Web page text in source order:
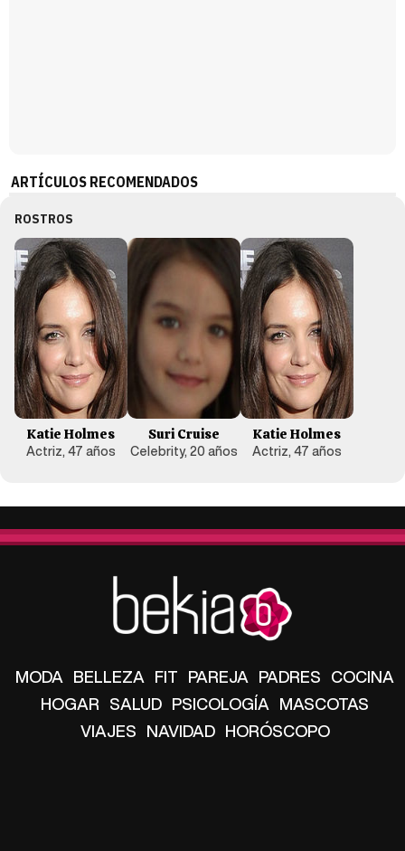
ARTÍCULOS RECOMENDADOS
ROSTROS
Katie Holmes
Actriz, 47 años
Suri Cruise
Celebrity, 20 años
Katie Holmes
Actriz, 47 años
MODA BELLEZA FIT PAREJA PADRES COCINA
HOGAR SALUD PSICOLOGÍA MASCOTAS
VIAJES NAVIDAD HORÓSCOPO